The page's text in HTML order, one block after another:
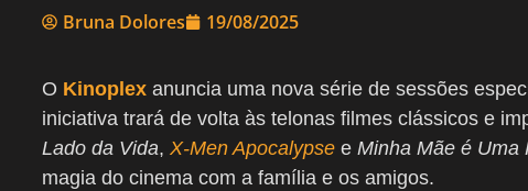
Bruna Dolores 19/08/2025
O Kinoplex anuncia uma nova série de sessões
iniciativa trará de volta às telonas filmes clássicos e
Lado da Vida, X-Men Apocalypse e Minha Mãe é Uma
magia do cinema com a família e os amigos.